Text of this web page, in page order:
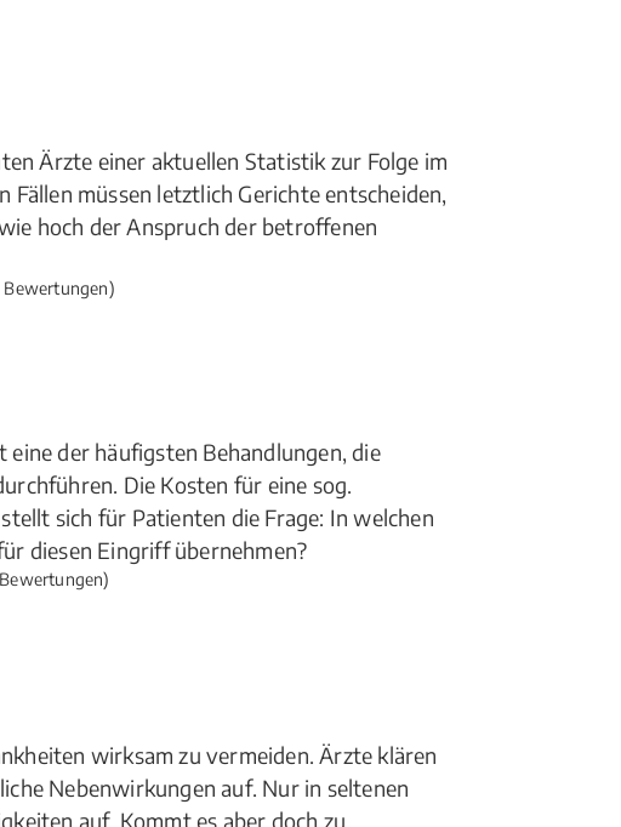
Ärzte einer aktuellen Statistik zur Folge im
Fällen müssen letztlich Gerichte entscheiden,
hoch der Anspruch der betroffenen
Bewertungen)
eine der häufigsten Behandlungen, die
Die Kosten für eine sog.
sich für Patienten die Frage: In welchen
diesen Eingriff übernehmen?
wirksam zu vermeiden. Ärzte klären
Nebenwirkungen auf. Nur in seltenen
auf. Kommt es aber doch zu